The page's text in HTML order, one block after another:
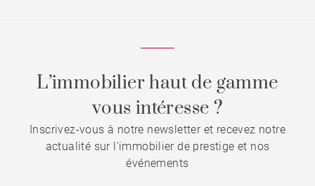
L’immobilier haut de gamme
vous intéresse ?
Inscrivez-vous à notre newsletter et recevez notre
actualité sur l'immobilier de prestige et nos
événements